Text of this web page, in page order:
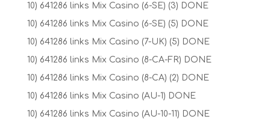
10) 641286 links Mix Casino (6-SE) (3) DONE
10) 641286 links Mix Casino (6-SE) (5) DONE
10) 641286 links Mix Casino (7-UK) (5) DONE
10) 641286 links Mix Casino (8-CA-FR) DONE
10) 641286 links Mix Casino (8-CA) (2) DONE
10) 641286 links Mix Casino (AU-1) DONE
10) 641286 links Mix Casino (AU-10-11) DONE